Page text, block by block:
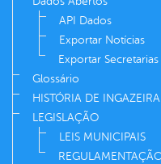
API Dados
Exportar Notícias
Exportar Secretarias
Glossário
HISTÓRIA DE INGAZEIRA
LEGISLAÇÃO
LEIS MUNICIPAIS